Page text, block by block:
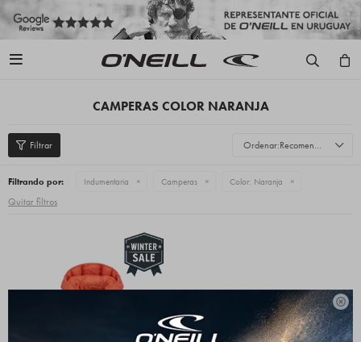


CAMPERAS COLOR NARANJA
Recomendados
Filtrando por: Indumentaria Camperas Color: Naranja
Quitar filtros